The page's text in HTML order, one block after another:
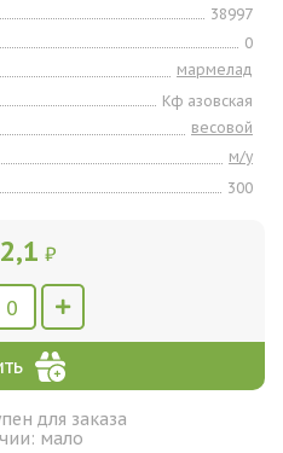
38997
0
мармелад
Кф азовская
весовой
м/у
300
₽
для заказа
мало